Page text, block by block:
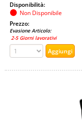
Disponibilità:
Non Disponibile
Prezzo:
Evasione Articolo:
2-5 Giorni lavorativi